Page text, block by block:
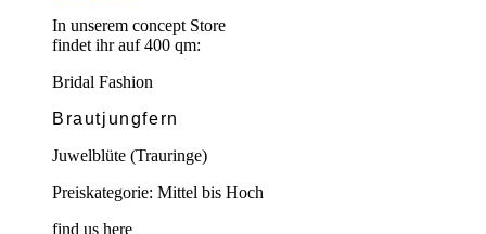
In unserem concept Store
findet ihr auf 400 qm:
Bridal Fashion
Brautjungfern
Juwelblüte (Trauringe)
Preiskategorie: Mittel bis Hoch
find us here